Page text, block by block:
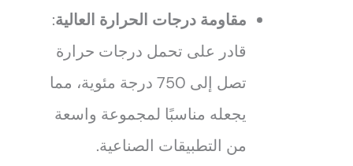
مقاومة درجات الحرارة العالية:
قادر على تحمل درجات حرارة
تصل إلى 750 درجة مئوية، مما
يجعله مناسبًا لمجموعة واسعة
من التطبيقات الصناعية.